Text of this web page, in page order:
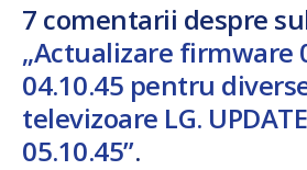
7 comentarii despre
„Actualizare firmware
04.10.45 pentru
televizoare LG.
05.10.45”.